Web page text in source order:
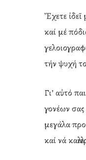
Ἔχετε
καί μέ
τήν ψυχή
Γι’ αὐτό
γονέων
μεγάλα
καί νά